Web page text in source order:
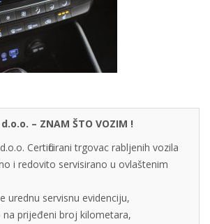
d.o.o. – ZNAM ŠTO VOZIM !
Certificirani trgovac rabljenih vozila
i redovito servisirano u ovlaštenim
urednu servisnu evidenciju,
prijeđeni broj kilometara,